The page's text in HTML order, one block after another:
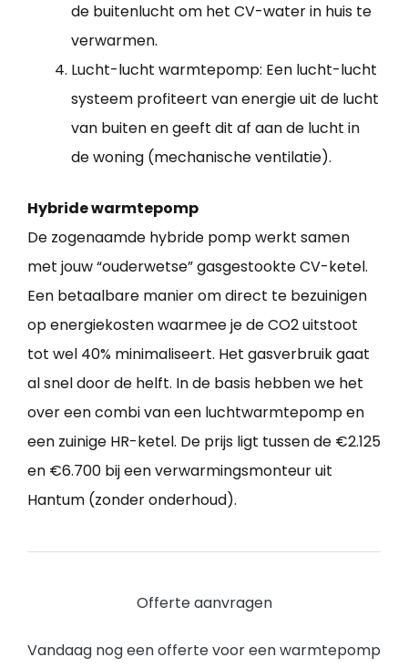
de buitenlucht om het CV-water in huis te
verwarmen.
Lucht-lucht warmtepomp: Een lucht-lucht
systeem profiteert van energie uit de lucht
van buiten en geeft dit af aan de lucht in
de woning (mechanische ventilatie).
Hybride warmtepomp
De zogenaamde hybride pomp werkt samen
met jouw “ouderwetse” gasgestookte CV-ketel.
Een betaalbare manier om direct te bezuinigen
op energiekosten waarmee je de CO2 uitstoot
tot wel 40% minimaliseert. Het gasverbruik gaat
al snel door de helft. In de basis hebben we het
over een combi van een luchtwarmtepomp en
een zuinige HR-ketel. De prijs ligt tussen de €2.125
en €6.700 bij een verwarmingsmonteur uit
Hantum (zonder onderhoud).
Offerte aanvragen
Vandaag nog een offerte voor een warmtepomp